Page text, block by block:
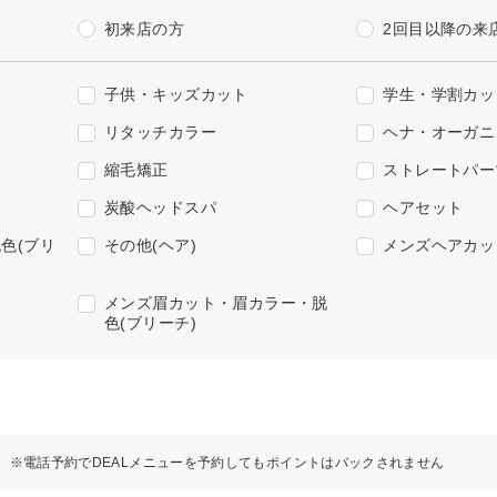
初来店の方 2回目以降の来
子供・キッズカット 学生・学割カ
リタッチカラー ヘナ・オーガ
縮毛矯正 ストレートパ
炭酸ヘッドスパ ヘアセット
(ブリ その他(ヘア) メンズヘアカ
メンズ眉カット・眉カラー・脱
色(ブリーチ)
※電話予約でDEALメニューを予約してもポイントはバックされません